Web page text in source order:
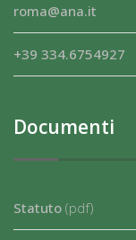
roma@ana.it
+39 334.6754927
Documenti
Statuto (pdf)